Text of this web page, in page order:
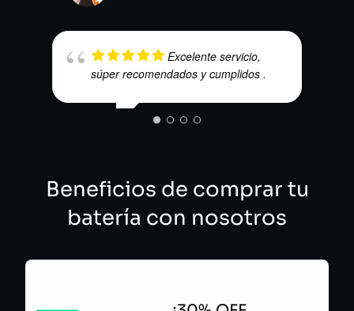
Excelente servicio,
súper recomendados y cumplidos .
Beneficios de comprar tu
batería con nosotros